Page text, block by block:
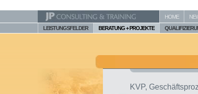
HOME
LEISTUNGSFELDER
BERATUNG + PROJEKTE
KVP,